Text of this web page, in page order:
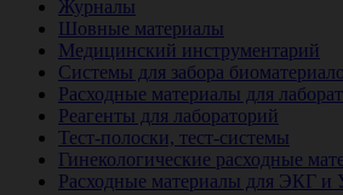
Журналы
Шовные материалы
Медицинский инструментарий
Системы для забора
Расходные материалы для
Реагенты для лабораторий
Тест-полоски, тест-системы
Гинекологические расходные
Расходные материалы для ЭКГ и